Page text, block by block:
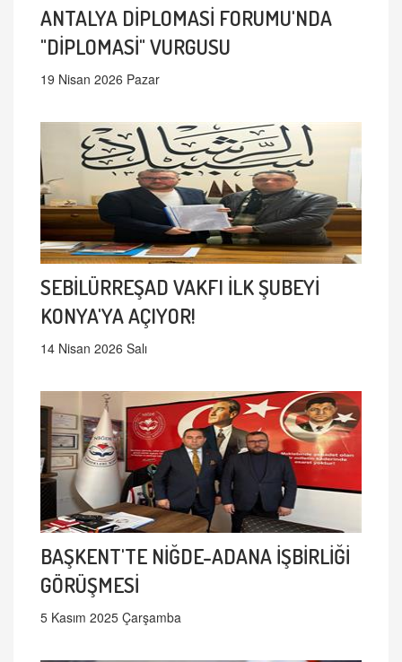
ANTALYA DİPLOMASİ FORUMU'NDA
"DİPLOMASİ" VURGUSU
19 Nisan 2026 Pazar
SEBİLÜRREŞAD VAKFI İLK ŞUBEYİ
KONYA'YA AÇIYOR!
14 Nisan 2026 Salı
BAŞKENT'TE NİĞDE-ADANA İŞBİRLİĞİ
GÖRÜŞMESİ
5 Kasım 2025 Çarşamba